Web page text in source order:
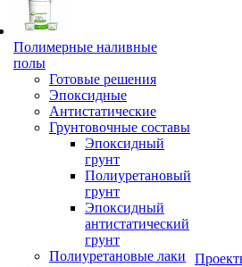
Полимерные наливные
полы
Готовые решения
Эпоксидные
Антистатические
Грунтовочные составы
Эпоксидный
грунт
Полиуретановый
грунт
Эпоксидный
антистатический
грунт
Полиуретановые лаки